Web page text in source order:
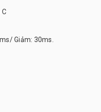
C
Giảm: 30ms.